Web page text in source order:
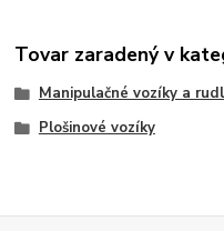
Tovar zaradený v
Manipulačné vozíky a
Plošinové vozíky